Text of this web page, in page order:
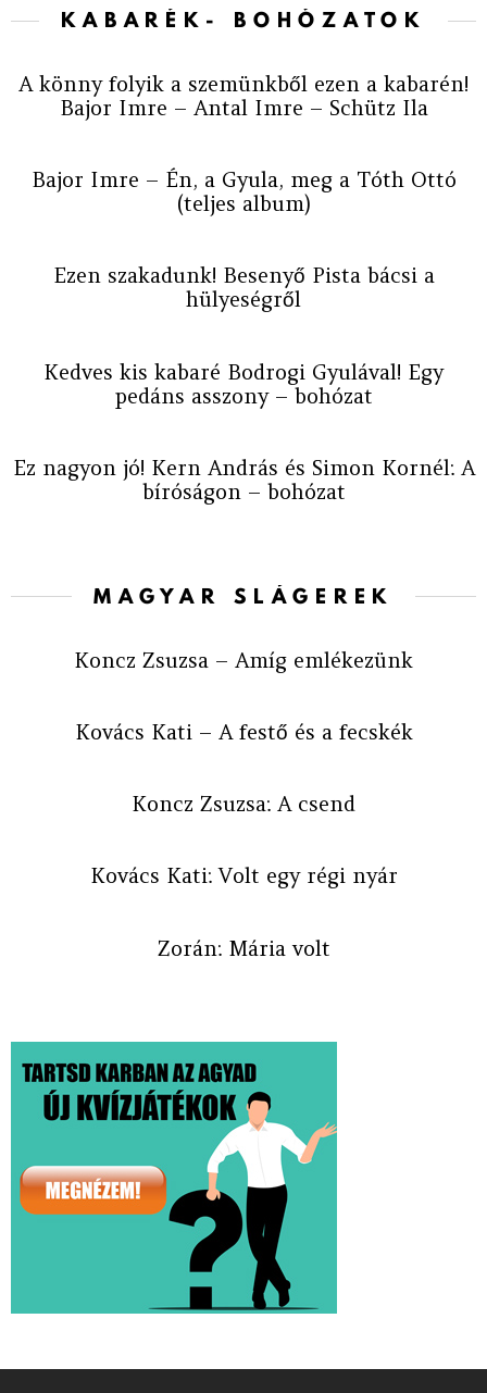
KABARÉK- BOHÓZATOK
A könny folyik a szemünkből ezen a kabarén!
Bajor Imre – Antal Imre – Schütz Ila
Bajor Imre – Én, a Gyula, meg a Tóth Ottó
(teljes album)
Ezen szakadunk! Besenyő Pista bácsi a
hülyeségről
Kedves kis kabaré Bodrogi Gyulával! Egy
pedáns asszony – bohózat
Ez nagyon jó! Kern András és Simon Kornél: A
bíróságon – bohózat
MAGYAR SLÁGEREK
Koncz Zsuzsa – Amíg emlékezünk
Kovács Kati – A festő és a fecskék
Koncz Zsuzsa: A csend
Kovács Kati: Volt egy régi nyár
Zorán: Mária volt